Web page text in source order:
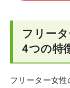
フリー
4つの特
フリーター女